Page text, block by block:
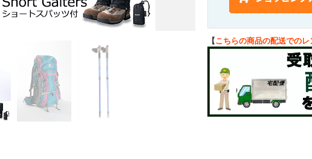
【こちらの商品の配送でのレ